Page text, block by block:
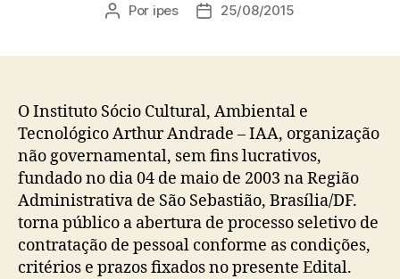
Autor
Por ipes
Data25/08/2015
O Instituto Sócio Cultural, Ambiental e
Tecnológico Arthur Andrade – IAA, organização
não governamental, sem fins lucrativos,
fundado no dia 04 de maio de 2003 na Região
Administrativa de São Sebastião, Brasília/DF.
torna público a abertura de processo seletivo de
contratação de pessoal conforme as condições,
critérios e prazos fixados no presente Edital.